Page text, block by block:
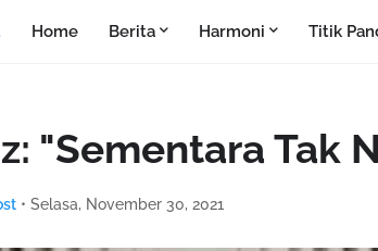
Home Berita Harmoni Titik
"Sementara Tak
• Selasa, November 30, 2021